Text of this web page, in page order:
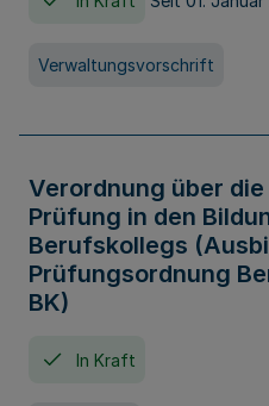
Verwaltungsvorschrift
Verordnung über
Prüfung in den
Berufskollegs
Prüfungsordnung
BK)
In Kraft